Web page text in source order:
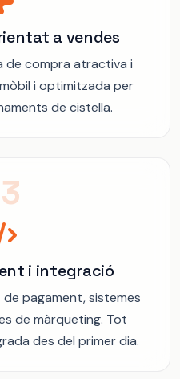
a vendes
de compra atractiva i
i optimitzada per
de cistella.
i integració
de pagament, sistemes
de màrqueting. Tot
des del primer dia.